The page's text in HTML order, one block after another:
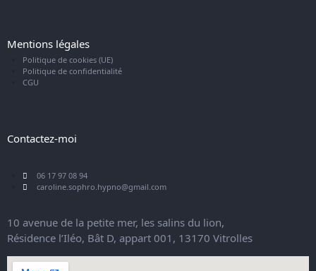
Mentions légales
Politique de cookies (UE)
Politique de confidentialité
CGU
Contactez-moi
06 17 97 08 94
caroline.sophro.hypno@gmail.com
10 avenue de la petite mer, les salins du lion,
Résidence l’Iléo, Bât D, appart 001, 13170 Vitrolles